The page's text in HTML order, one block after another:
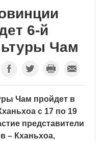
6-й
Чам
Чам пройдет в
с 17 по 19
представители
– Кханьхоа,